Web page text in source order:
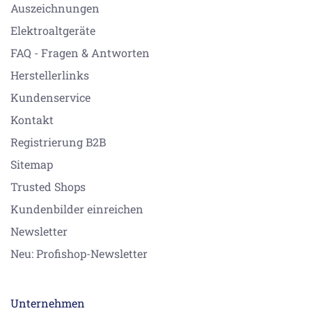
Auszeichnungen
Elektroaltgeräte
FAQ - Fragen & Antworten
Herstellerlinks
Kundenservice
Kontakt
Registrierung B2B
Sitemap
Trusted Shops
Kundenbilder einreichen
Newsletter
Neu: Profishop-Newsletter
Unternehmen